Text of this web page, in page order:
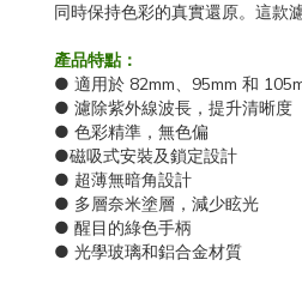
同時保持色彩的真實還原。這款
產品特點：
● 適用於 82mm、95mm 和
● 濾除紫外線波長，提升清晰度
● 色彩精準，無色偏
●磁吸式安裝及鎖定設計
● 超薄無暗角設計
● 多層奈米塗層，減少眩光
● 醒目的綠色手柄
● 光學玻璃和鋁合金材質